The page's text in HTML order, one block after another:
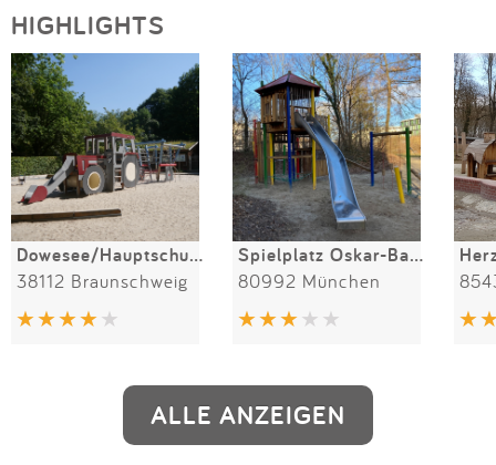
HIGHLIGHTS
Dowesee/Hauptschulgarten
38112 Braunschweig
Spielplatz Oskar-Barnack-Straße
80992 München
ALLE ANZEIGEN